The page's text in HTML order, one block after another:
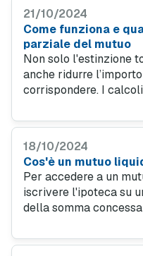
21/10/2024
Come funziona e
parziale del mutuo
Non solo l'estinzione
anche ridurre
corrispondere. I
questa facoltà da
18/10/2024
Cos'è un mutuo
Per accedere a un
iscrivere l'ipoteca su
della somma
per evitare il rischio di